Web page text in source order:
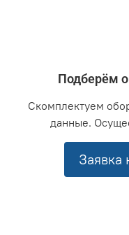
Подберём
Скомплектуем
данные.
Заявка